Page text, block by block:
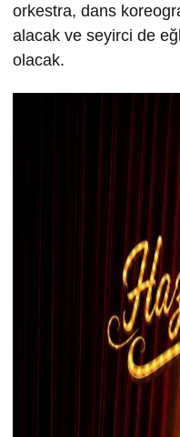
orkestra, dans
alacak ve seyirci de
olacak.